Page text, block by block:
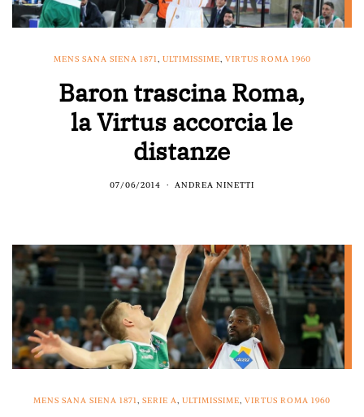
MENS SANA SIENA 1871, ULTIMISSIME, VIRTUS ROMA 1960
Baron trascina Roma,
la Virtus accorcia le
distanze
07/06/2014 ANDREA NINETTI
MENS SANA SIENA 1871, SERIE A, ULTIMISSIME, VIRTUS ROMA 1960